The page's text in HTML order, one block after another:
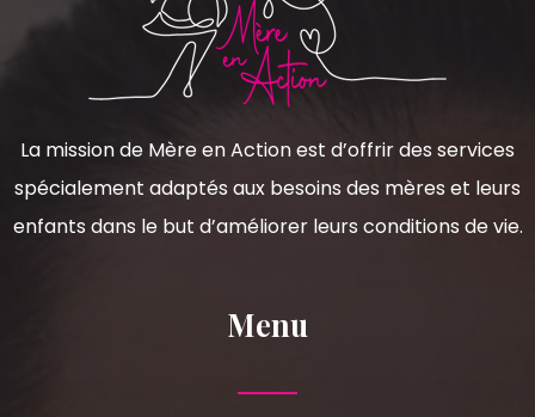
La mission de Mère en Action est d’offrir des services
spécialement adaptés aux besoins des mères et leurs
enfants dans le but d’améliorer leurs conditions de vie.
Menu